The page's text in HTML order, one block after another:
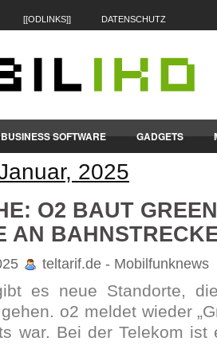
[[ODLINKS]] DATENSCHUTZ
BUSINESS SOFTWARE GADGETS
TABLET-PCS2025
O2 BAUT
AN
teltarif.de - Mobilfunknews
es neue Stand­orte,
o2 meldet wieder
war. Bei der Telekom ist